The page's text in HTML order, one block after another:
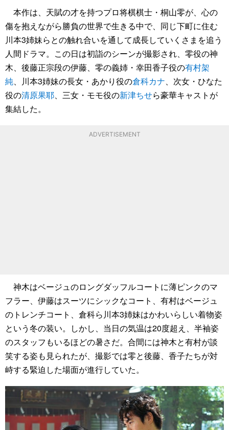
本作は、天賦の才を持つプロ将棋棋士・桐山零が、心の
傷を抱えながら勝負の世界で生きる中で、同じ下町に住む
川本3姉妹らとの触れ合いを通して成長していくさまを追う
人間ドラマ。この日は初詣のシーンが撮影され、零役の神
木、後藤正宗段の伊藤、零の義姉・幸田香子役の有村架
純、川本3姉妹の長女・あかり役の倉科カナ、次女・ひなた
役の清原果耶、三女・モモ役の新津ちせら豪華キャストが
集結した。
ADVERTISEMENT
神木はベージュのロングダッフルコートに薄ピンクのマ
フラー、伊藤はスーツにシックなコート、有村はベージュ
のトレンチコート、倉科ら川本3姉妹はかわいらしい着物姿
という冬の装い。しかし、当日の気温は20度超え、半袖姿
のスタッフもいるほどの暑さだ。合間には神木と有村が談
笑する姿も見られたが、撮影では零と後藤、香子たちが対
峙する緊迫した場面が進行していた。